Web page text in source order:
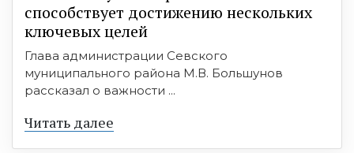
способствует достижению нескольких
ключевых целей
Глава администрации Севского
муниципального района М.В. Большунов
рассказал о важности ...
Читать далее